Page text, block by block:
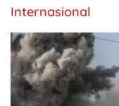
Internasional